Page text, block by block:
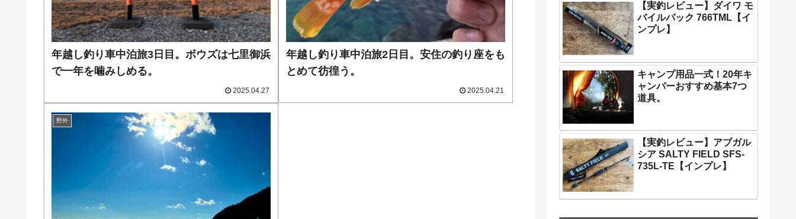
年越し釣り車中泊旅3日目。ボウズは七里御浜
で一年を噛みしめる。
2025.04.27
年越し釣り車中泊旅2日目。安住の釣り座をも
とめて彷徨う。
2025.04.21
野外
【実釣レビュー】ダイワ モ
バイルパック 766TML【イ
ンプレ】
キャンプ用品一式！20年キ
ャンパーおすすめ基本7つ
道具。
【実釣レビュー】アブガル
シア SALTY FIELD SFS-
735L-TE【インプレ】